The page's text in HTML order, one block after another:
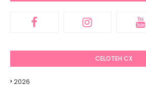
CELOTEH CX
2026